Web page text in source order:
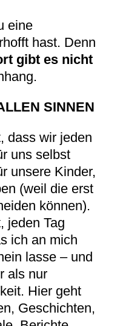
eine
hast. Denn
gibt es nicht
SINNEN
dass wir jeden
uns selbst
unsere Kinder,
(weil die erst
können).
jeden Tag
ich an mich
lasse – und
als nur
Hier geht
Geschichten,